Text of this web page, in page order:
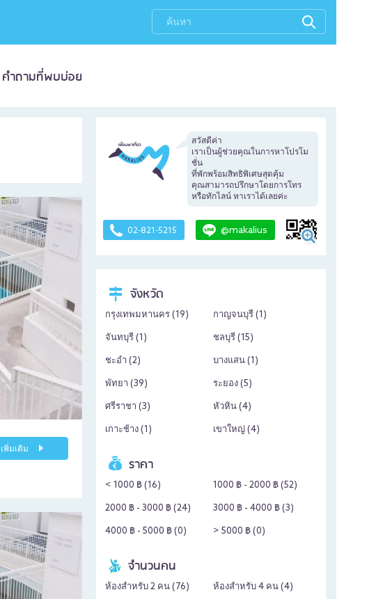
คำถามที่พบบ่อย
เพิ่มเติม
สวัสดีค่า
เราเป็นผู้ช่วยคุณในการหาโปรโม
ชั่น
ที่พักพร้อมสิทธิพิเศษสุดคุ้ม
คุณสามารถปรึกษาโดยการโทร
หรือทักไลน์ หาเราได้เลยค่ะ
02-821-5215 @makalius
จังหวัด
กรุงเทพมหานคร (19) กาญจนบุรี (1 )
จันทบุรี (1 ) ชลบุรี (15)
ชะอำ (2) บางแสน (1 )
พัทยา (39) ระยอง (5)
ศรีราชา (3) หัวหิน (4)
เกาะช้าง (1 ) เขาใหญ่ (4)
ราคา
< 1000 ฿ (16) 1000 ฿ - 2000 ฿ (52)
2000 ฿ - 3000 ฿ (24) 3000 ฿ - 4000 ฿ (3)
4000 ฿ - 5000 ฿ (0) > 5000 ฿ (0)
จำนวนคน
ห้องสำหรับ 2 คน ( 76) ห้องสำหรับ 4 คน (4)